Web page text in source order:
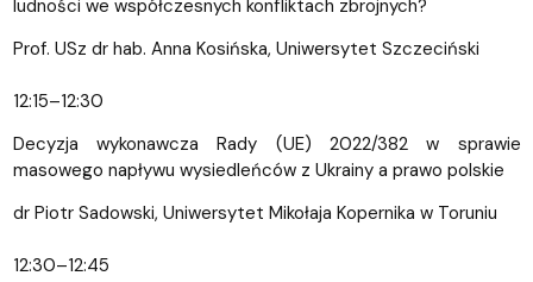
ludności we współczesnych konfliktach zbrojnych?
Prof. USz dr hab. Anna Kosińska, Uniwersytet Szczeciński
12:15–12:30
Decyzja wykonawcza Rady (UE) 2022/382 w sprawie
masowego napływu wysiedleńców z Ukrainy a prawo polskie
dr Piotr Sadowski, Uniwersytet Mikołaja Kopernika w Toruniu
12:30–12:45